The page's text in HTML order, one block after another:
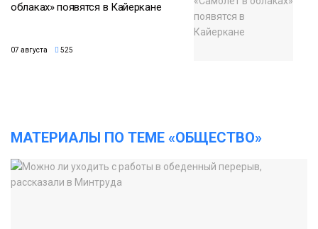
облаках» появятся в Кайеркане
07 августа 525
МАТЕРИАЛЫ ПО ТЕМЕ «ОБЩЕСТВО»